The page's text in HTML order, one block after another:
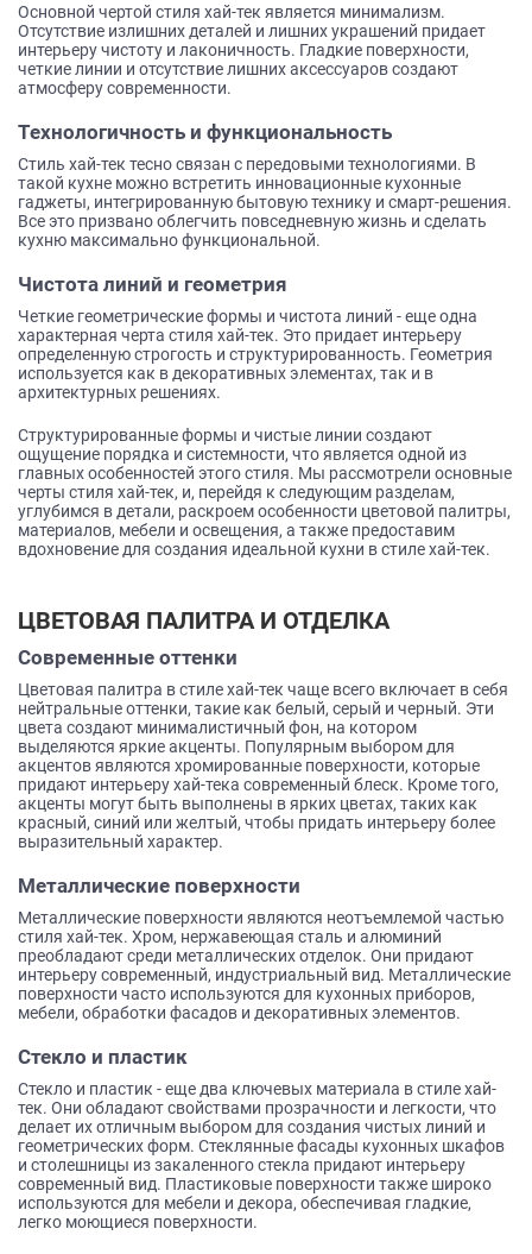
Основной чертой стиля хай-тек является минимализм.
Отсутствие излишних деталей и лишних украшений придает
интерьеру чистоту и лаконичность. Гладкие поверхности,
четкие линии и отсутствие лишних аксессуаров создают
атмосферу современности.
Технологичность и функциональность
Стиль хай-тек тесно связан с передовыми технологиями. В
такой кухне можно встретить инновационные кухонные
гаджеты, интегрированную бытовую технику и смарт-решения.
Все это призвано облегчить повседневную жизнь и сделать
кухню максимально функциональной.
Чистота линий и геометрия
Четкие геометрические формы и чистота линий - еще одна
характерная черта стиля хай-тек. Это придает интерьеру
определенную строгость и структурированность. Геометрия
используется как в декоративных элементах, так и в
архитектурных решениях.
Структурированные формы и чистые линии создают
ощущение порядка и системности, что является одной из
главных особенностей этого стиля. Мы рассмотрели основные
черты стиля хай-тек, и, перейдя к следующим разделам,
углубимся в детали, раскроем особенности цветовой палитры,
материалов, мебели и освещения, а также предоставим
вдохновение для создания идеальной кухни в стиле хай-тек.
ЦВЕТОВАЯ ПАЛИТРА И ОТДЕЛКА
Современные оттенки
Цветовая палитра в стиле хай-тек чаще всего включает в себя
нейтральные оттенки, такие как белый, серый и черный. Эти
цвета создают минималистичный фон, на котором
выделяются яркие акценты. Популярным выбором для
акцентов являются хромированные поверхности, которые
придают интерьеру хай-тека современный блеск. Кроме того,
акценты могут быть выполнены в ярких цветах, таких как
красный, синий или желтый, чтобы придать интерьеру более
выразительный характер.
Металлические поверхности
Металлические поверхности являются неотъемлемой частью
стиля хай-тек. Хром, нержавеющая сталь и алюминий
преобладают среди металлических отделок. Они придают
интерьеру современный, индустриальный вид. Металлические
поверхности часто используются для кухонных приборов,
мебели, обработки фасадов и декоративных элементов.
Стекло и пластик
Стекло и пластик - еще два ключевых материала в стиле хай-
тек. Они обладают свойствами прозрачности и легкости, что
делает их отличным выбором для создания чистых линий и
геометрических форм. Стеклянные фасады кухонных шкафов
и столешницы из закаленного стекла придают интерьеру
современный вид. Пластиковые поверхности также широко
используются для мебели и декора, обеспечивая гладкие,
легко моющиеся поверхности.